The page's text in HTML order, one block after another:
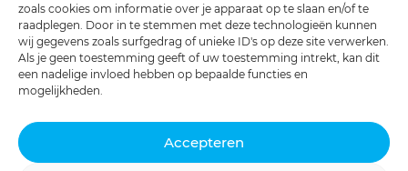
zoals cookies om informatie over je apparaat op te slaan en/of te
raadplegen. Door in te stemmen met deze technologieën kunnen
wij gegevens zoals surfgedrag of unieke ID's op deze site verwerken.
Als je geen toestemming geeft of uw toestemming intrekt, kan dit
een nadelige invloed hebben op bepaalde functies en
mogelijkheden.
Accepteren
Contactgegevens
info@chiroplus.nl
033 – 480 05 10
Privacyverklaring|Cookiebeleid